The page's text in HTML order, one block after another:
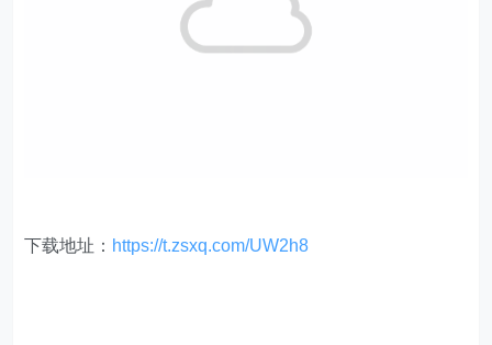
下载地址： https://t.zsxq.com/UW2h8